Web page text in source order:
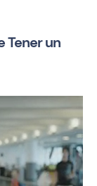
Tener un